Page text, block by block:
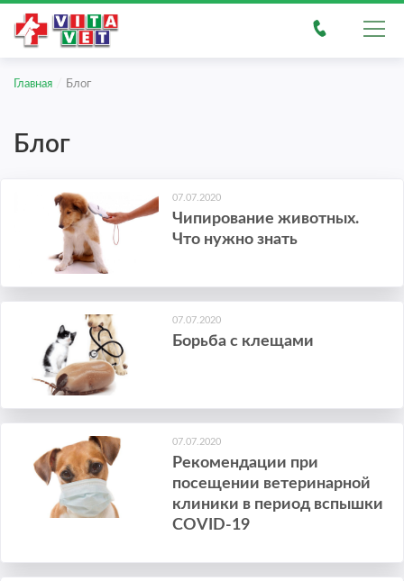
Главная Блог
Блог
07.07.2020
Чипирование животных.
Что нужно знать
07.07.2020
Борьба с клещами
07.07.2020
Рекомендации при
посещении ветеринарной
клиники в период вспышки
COVID-19